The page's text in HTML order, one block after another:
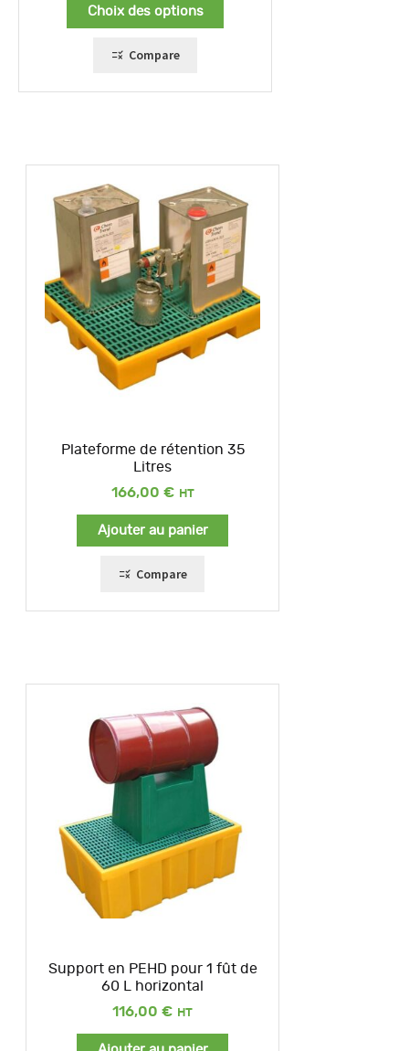
Choix des options
Compare
Plateforme de rétention 35
Litres
166,00 €
Ajouter au panier
Compare
Support en PEHD pour 1 fût de
60 L horizontal
116,00 €